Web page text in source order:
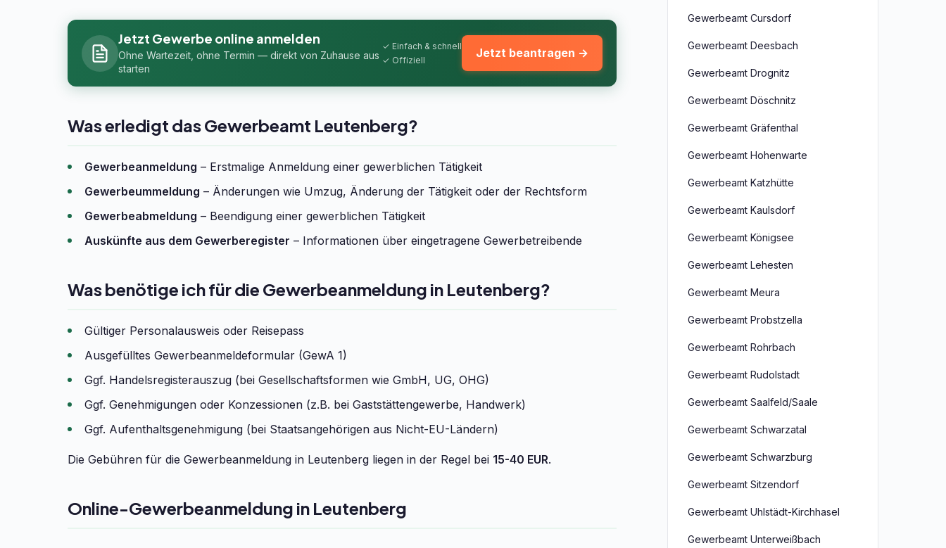
Jetzt Gewerbe online anmelden
Ohne Wartezeit, ohne Termin — direkt von Zuhause aus
starten
✓ Einfach & schnell
✓ Offiziell
Jetzt beantragen →
Was erledigt das Gewerbeamt Leutenberg?
Gewerbeanmeldung – Erstmalige Anmeldung einer gewerblichen Tätigkeit
Gewerbeummeldung – Änderungen wie Umzug, Änderung der Tätigkeit oder der Rechtsform
Gewerbeabmeldung – Beendigung einer gewerblichen Tätigkeit
Auskünfte aus dem Gewerberegister – Informationen über eingetragene Gewerbetreibende
Was benötige ich für die Gewerbeanmeldung in Leutenberg?
Gültiger Personalausweis oder Reisepass
Ausgefülltes Gewerbeanmeldeformular (GewA 1)
Ggf. Handelsregisterauszug (bei Gesellschaftsformen wie GmbH, UG, OHG)
Ggf. Genehmigungen oder Konzessionen (z.B. bei Gaststättengewerbe, Handwerk)
Ggf. Aufenthaltsgenehmigung (bei Staatsangehörigen aus Nicht-EU-Ländern)
Die Gebühren für die Gewerbeanmeldung in Leutenberg liegen in der Regel bei 15-40 EUR.
Online-Gewerbeanmeldung in Leutenberg
Gewerbeamt Cursdorf
Gewerbeamt Deesbach
Gewerbeamt Drognitz
Gewerbeamt Döschnitz
Gewerbeamt Gräfenthal
Gewerbeamt Hohenwarte
Gewerbeamt Katzhütte
Gewerbeamt Kaulsdorf
Gewerbeamt Königsee
Gewerbeamt Lehesten
Gewerbeamt Meura
Gewerbeamt Probstzella
Gewerbeamt Rohrbach
Gewerbeamt Rudolstadt
Gewerbeamt Saalfeld/Saale
Gewerbeamt Schwarzatal
Gewerbeamt Schwarzburg
Gewerbeamt Sitzendorf
Gewerbeamt Uhlstädt-Kirchhasel
Gewerbeamt Unterweißbach